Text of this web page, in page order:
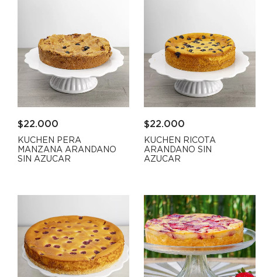
$22.000
KUCHEN PERA
MANZANA ARANDANO
SIN AZUCAR
$22.000
KUCHEN RICOTA
ARANDANO SIN
AZUCAR